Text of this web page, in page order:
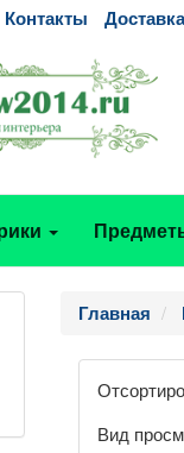
Контакты Доставка
Главная
Вид